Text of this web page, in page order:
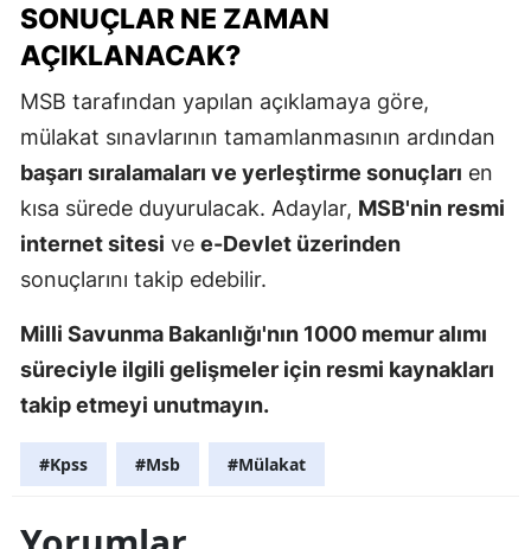
SONUÇLAR NE ZAMAN
AÇIKLANACAK?
MSB tarafından yapılan açıklamaya göre,
mülakat sınavlarının tamamlanmasının ardından
başarı sıralamaları ve yerleştirme sonuçları en
kısa sürede duyurulacak. Adaylar, MSB'nin resmi
internet sitesi ve e-Devlet üzerinden
sonuçlarını takip edebilir.
Milli Savunma Bakanlığı'nın 1000 memur alımı
süreciyle ilgili gelişmeler için resmi kaynakları
takip etmeyi unutmayın.
#Kpss #Msb #Mülakat